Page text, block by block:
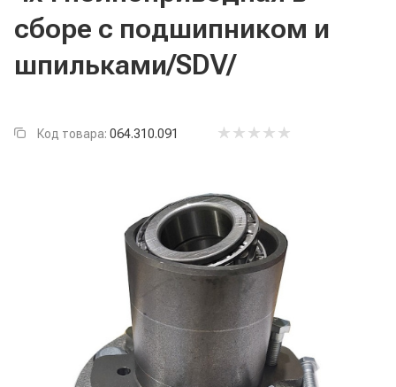
сборе с подшипником и
шпильками/SDV/
Код товара: 064.310.091